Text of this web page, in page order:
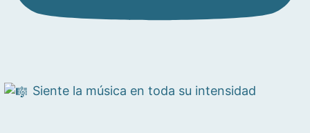
Siente la música en toda su intensidad